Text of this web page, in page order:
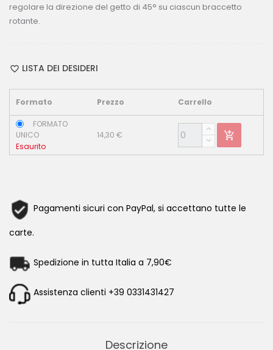
regolare la direzione del getto di 45° su ciascun braccetto
rotante.
LISTA DEI DESIDERI
Formato Prezzo Carrello
FORMATO
UNICO
Esaurito
14,30 €
Pagamenti sicuri con PayPal, si accettano tutte le
carte.
Spedizione in tutta Italia a 7,90€
Assistenza clienti +39 0331431427
Descrizione